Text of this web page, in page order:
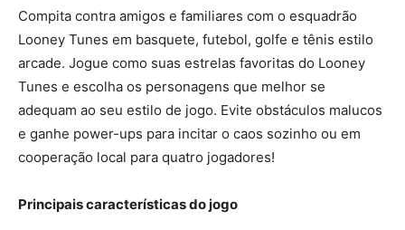
Compita contra amigos e familiares com o esquadrão
Looney Tunes em basquete, futebol, golfe e tênis estilo
arcade. Jogue como suas estrelas favoritas do Looney
Tunes e escolha os personagens que melhor se
adequam ao seu estilo de jogo. Evite obstáculos malucos
e ganhe power-ups para incitar o caos sozinho ou em
cooperação local para quatro jogadores!
Principais características do jogo